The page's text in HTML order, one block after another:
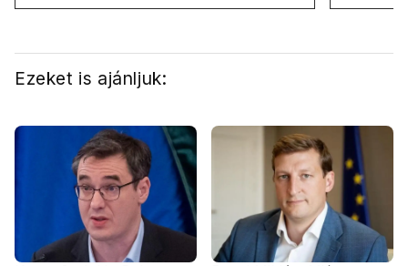
Ezeket is ajánljuk: